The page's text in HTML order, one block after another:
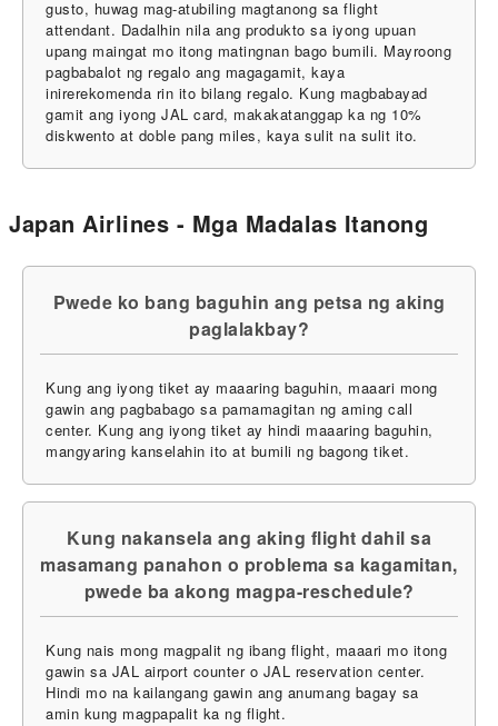
gusto, huwag mag-atubiling magtanong sa flight
attendant. Dadalhin nila ang produkto sa iyong upuan
upang maingat mo itong matingnan bago bumili. Mayroong
pagbabalot ng regalo ang magagamit, kaya
inirerekomenda rin ito bilang regalo. Kung magbabayad
gamit ang iyong JAL card, makakatanggap ka ng 10%
diskwento at doble pang miles, kaya sulit na sulit ito.
Japan Airlines - Mga Madalas Itanong
Pwede ko bang baguhin ang petsa ng aking
paglalakbay?
Kung ang iyong tiket ay maaaring baguhin, maaari mong
gawin ang pagbabago sa pamamagitan ng aming call
center. Kung ang iyong tiket ay hindi maaaring baguhin,
mangyaring kanselahin ito at bumili ng bagong tiket.
Kung nakansela ang aking flight dahil sa
masamang panahon o problema sa kagamitan,
pwede ba akong magpa-reschedule?
Kung nais mong magpalit ng ibang flight, maaari mo itong
gawin sa JAL airport counter o JAL reservation center.
Hindi mo na kailangang gawin ang anumang bagay sa
amin kung magpapalit ka ng flight.